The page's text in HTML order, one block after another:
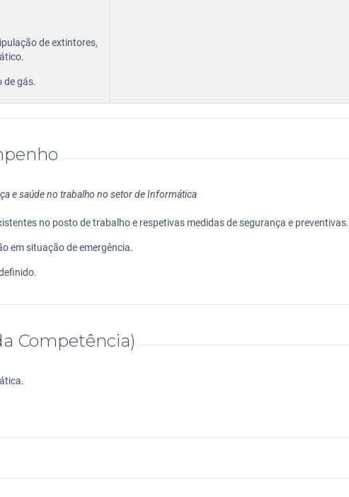
de extintores,
de gás.
e saúde no trabalho no setor de Informática
no posto de trabalho e respetivas medidas de segurança e preventivas.
em situação de emergência.
Competência)